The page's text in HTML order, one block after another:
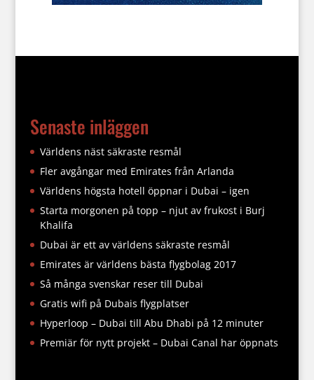
Senaste inläggen
Världens näst säkraste resmål
Fler avgångar med Emirates från Arlanda
Världens högsta hotell öppnar i Dubai – igen
Starta morgonen på topp – njut av frukost i Burj
Khalifa
Dubai är ett av världens säkraste resmål
Emirates är världens bästa flygbolag 2017
Så många svenskar reser till Dubai
Gratis wifi på Dubais flygplatser
Hyperloop – Dubai till Abu Dhabi på 12 minuter
Premiär för nytt projekt – Dubai Canal har öppnats